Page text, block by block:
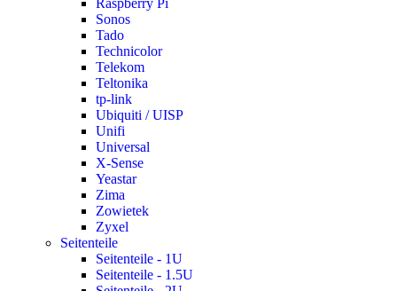
Raspberry Pi
Sonos
Tado
Technicolor
Telekom
Teltonika
tp-link
Ubiquiti / UISP
Unifi
Universal
X-Sense
Yeastar
Zima
Zowietek
Zyxel
Seitenteile
Seitenteile - 1U
Seitenteile - 1.5U